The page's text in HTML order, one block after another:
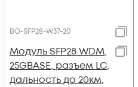
BO-SFP28-W37-20
Модуль SFP28 WDM,
25GBASE, разъем LC,
дальность до 20км,